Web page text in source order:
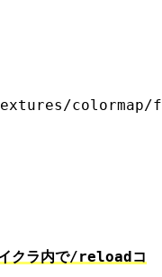
colormap/
クラ内で/reload コ